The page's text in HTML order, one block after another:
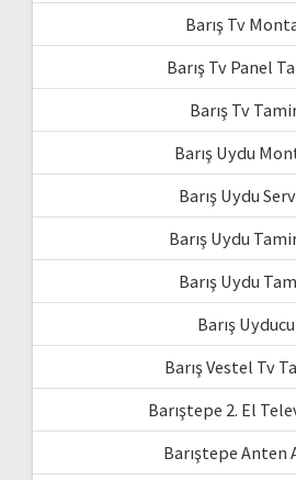
Barış Tv
Barış Tv Panel
Barış Tv
Barış Uydu
Barış Uydu
Barış Uydu
Barış Uydu
Barış Uyducu
Barış Vestel Tv
Barıştepe 2. El
Barıştepe Anten